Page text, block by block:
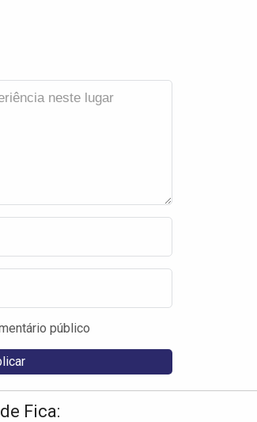
público
Fica: